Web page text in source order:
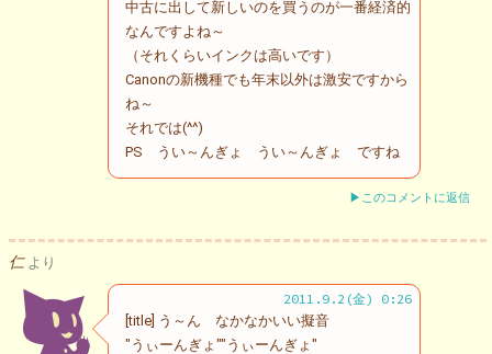
中古に出して新しいのを買うのが一番経済的
なんですよね～
（それくらいインクは高いです）
Canonの新機種でも年末以外は激安ですから
ね～
それでは(^^)
PS うい～んぎょ うい～んぎょ ですね
▶このコメントに返信
仁 より
2011.9.2(金) 0:26
[title] う～ん なかなかいい擬音
"うぃーんぎょ""うぃーんぎょ"